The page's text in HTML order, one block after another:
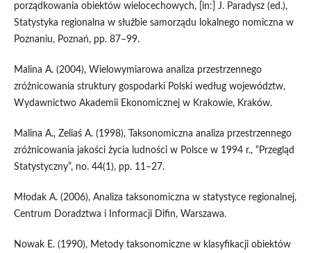
porządkowania obiektów wielocechowych, [in:] J. Paradysz (ed.),
Statystyka regionalna w służbie samorządu lokalnego nomiczna w
Poznaniu, Poznań, pp. 87–99.
Malina A. (2004), Wielowymiarowa analiza przestrzennego
zróżnicowania struktury gospodarki Polski według województw,
Wydawnictwo Akademii Ekonomicznej w Krakowie, Kraków.
Malina A., Zeliaś A. (1998), Taksonomiczna analiza przestrzennego
zróżnicowania jakości życia ludności w Polsce w 1994 r., “Przegląd
Statystyczny”, no. 44(1), pp. 11–27.
Młodak A. (2006), Analiza taksonomiczna w statystyce regionalnej,
Centrum Doradztwa i Informacji Difin, Warszawa.
Nowak E. (1990), Metody taksonomiczne w klasyfikacji obiektów